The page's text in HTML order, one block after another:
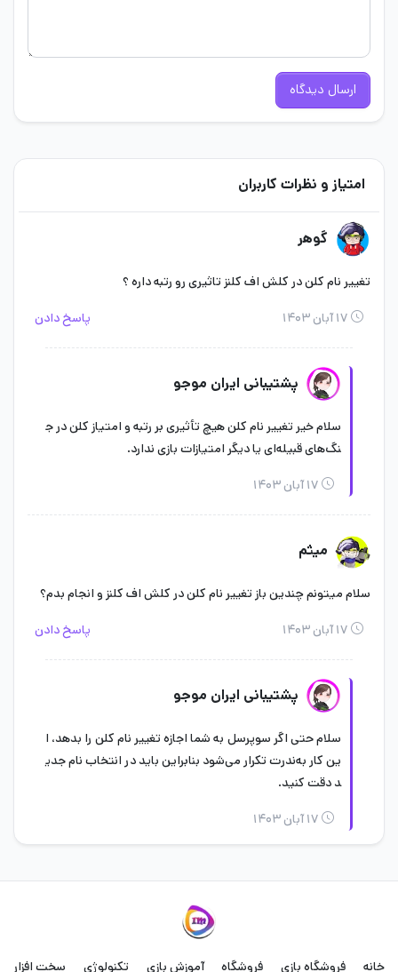
ارسال دیدگاه
امتیاز و نظرات کاربران
گوهر
تغییر نام کلن در کلش اف کلنز تاثیری رو رتبه داره ؟
۱۷ آبان ۱۴۰۳ پاسخ دادن
پشتیبانی ایران موجو
سلام خیر تغییر نام کلن هیچ تأثیری بر رتبه و امتیاز کلن در ج
نگ‌های قبیله‌ای یا دیگر امتیازات بازی ندارد.
۱۷ آبان ۱۴۰۳
میثم
سلام میتونم چندین باز تغییر نام کلن در کلش اف کلنز و انجام بدم؟
۱۷ آبان ۱۴۰۳ پاسخ دادن
پشتیبانی ایران موجو
سلام حتی اگر سوپرسل به شما اجازه تغییر نام کلن را بدهد، ا
ین کار به‌ندرت تکرار می‌شود بنابراین باید در انتخاب نام جدی
د دقت کنید.
۱۷ آبان ۱۴۰۳
خانه فروشگاه بازی فروشگاه آموزش بازی تکنولوژی سخت افزار